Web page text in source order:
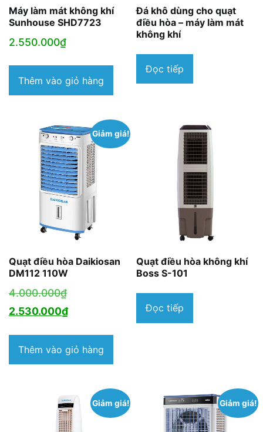
Máy làm mát không khí
Sunhouse SHD7723
2.550.000₫
Thêm vào giỏ hàng
Đá khô dùng cho quạt
điều hòa – máy làm mát
không khí
Đọc tiếp
Giảm giá!
Quạt điều hòa Daikiosan
DM112 110W
4.000.000₫Giá
gốc
4.000.000₫.
2.530.000₫Giá
tại
là:
Thêm vào giỏ hàng
Quạt điều hòa không khí
Boss S-101
Đọc tiếp
Giảm giá! Giảm giá!